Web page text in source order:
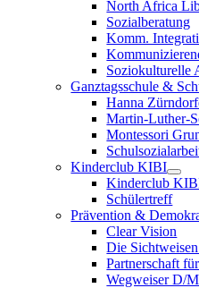
North Africa
Sozialberatung
Komm.
Soziokulturelle
Ganztagsschule &
Hanna
Martin-Luther-
Montessori
Kinderclub KIBI
Kinderclub
Schülertreff
Prävention &
Clear Vision
Die
Partnerschaft
Wegweiser D/